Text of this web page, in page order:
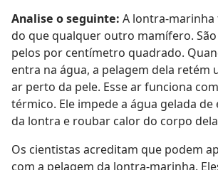
Analise o seguinte: A lontra-marinha
do que qualquer outro mamífero. São
pelos por centímetro quadrado.
entra na água, a pelagem dela retém
ar perto da pele. Esse ar funciona
térmico. Ele impede a água gelada
da lontra e roubar calor do corpo
Os cientistas acreditam que podem
com a pelagem da lontra-marinha.